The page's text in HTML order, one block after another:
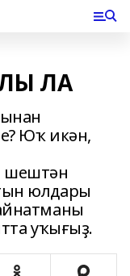
ЛА
Юҡ икән,
шештән
юлдары
уҡығыҙ.